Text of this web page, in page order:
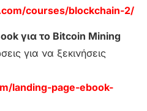
courses/blockchain-2/
για το Bitcoin Mining
για να ξεκινήσεις
landing-page-ebook-